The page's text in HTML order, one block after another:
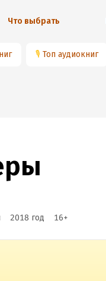
Что выбрать
🎙 Топ аудиокниг
2018 год 16+